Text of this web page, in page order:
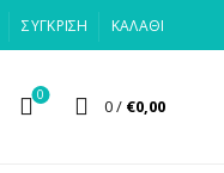
ΣΎΓΚΡΙΣΗ ΚΑΛΆΘΙ
0
0/ €0,00